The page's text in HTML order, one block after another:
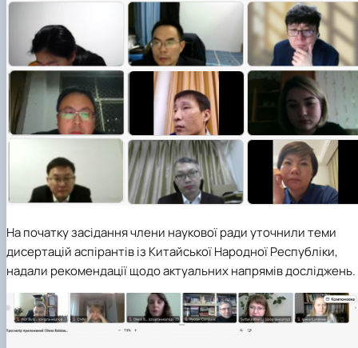
На початку засідання члени наукової ради уточнили теми
дисертацій аспірантів із Китайської Народної Республіки,
надали рекомендації щодо актуальних напрямів досліджень.